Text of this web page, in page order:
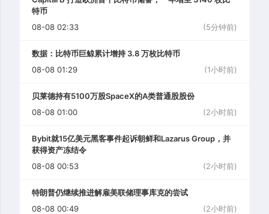
特币
08-08 02:33
(5分钟前)
数据：比特币巨鲸累计增持 3.8 万枚比特币
08-08 01:29
(1小时前)
贝莱德持有5100万股SpaceX的A类普通股股份
08-08 01:00
(2小时前)
Bybit就15亿美元黑客事件起诉朝鲜和Lazarus Group，并
获得资产冻结令
08-08 00:53
(2小时前)
特朗普仍继续推进解雇美联储理事库克的尝试
08-08 00:49
(2小时前)